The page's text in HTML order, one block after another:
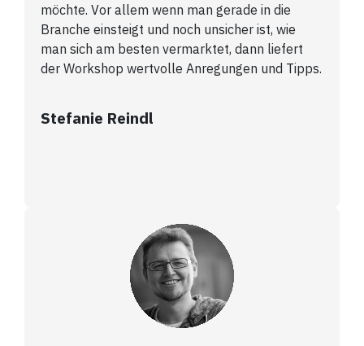
möchte. Vor allem wenn man gerade in die
Branche einsteigt und noch unsicher ist, wie
man sich am besten vermarktet, dann liefert
der Workshop wertvolle Anregungen und Tipps.
Stefanie Reindl